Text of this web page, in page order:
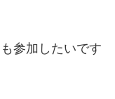
参加したいです